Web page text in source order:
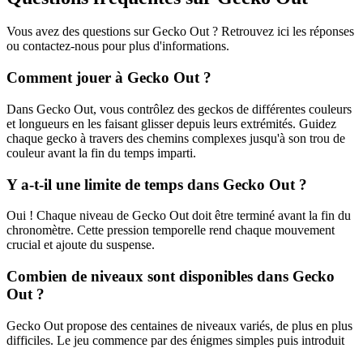
Vous avez des questions sur Gecko Out ? Retrouvez ici les réponses
ou contactez-nous pour plus d'informations.
Comment jouer à Gecko Out ?
Dans Gecko Out, vous contrôlez des geckos de différentes couleurs
et longueurs en les faisant glisser depuis leurs extrémités. Guidez
chaque gecko à travers des chemins complexes jusqu'à son trou de
couleur avant la fin du temps imparti.
Y a-t-il une limite de temps dans Gecko Out ?
Oui ! Chaque niveau de Gecko Out doit être terminé avant la fin du
chronomètre. Cette pression temporelle rend chaque mouvement
crucial et ajoute du suspense.
Combien de niveaux sont disponibles dans Gecko
Out ?
Gecko Out propose des centaines de niveaux variés, de plus en plus
difficiles. Le jeu commence par des énigmes simples puis introduit